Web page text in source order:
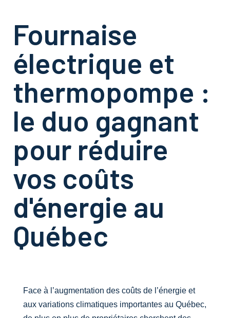
Fournaise
électrique et
thermopompe :
le duo gagnant
pour réduire
vos coûts
d'énergie au
Québec
Face à l’augmentation des coûts de l’énergie et
aux variations climatiques importantes au Québec,